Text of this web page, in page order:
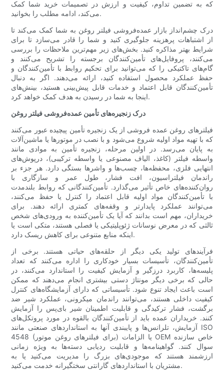
که به تضمین تداوم، کیفیت و ارزش در تصمیمات خرید شما کمک
می‌کند، ادامه مطلب را بخوانید.
درک چشم‌انداز بازار عمده‌فروشی فیلتر روغن به شما کمک می‌کند تا
از اشتباهات پرهزینه جلوگیری کنید و شما را قادر می‌سازد تا برای
شرایط بهتر مذاکره کنید. بخش‌های زیر مهم‌ترین ملاحظات را بررسی
می‌کنند، پروفایل‌های تأمین‌کنندگان برجسته را تشریح می‌کنند و
گام‌های تاکتیکی را که می‌توانید برای تحکیم روابط با تأمین‌کنندگان و
حفظ عملکرد محصول استفاده کنید، ارائه می‌دهند. اگر به دنبال
تأمین‌کنندگان قابل اعتماد و خدمات قابل پیش‌بینی هستید، بینش‌های
اینجا به شما در رسیدن به هدف کمک خواهد کرد.
درک زنجیره‌های تأمین عمده‌فروشی فیلتر روغن
فیلترهای روغن عمده فروشی از یک زنجیره تأمین پیچیده عبور می‌کنند
که با تهیه مواد اولیه شروع می‌شود و با نصب در موتورها یا ماشین‌آلات
به پایان می‌رسد. در اولین مرحله، زنجیره تأمین به موادی مانند
واسطه فیلتر (کاغذ، الیاف مصنوعی یا واسطه ترکیبی)، درپوش‌های
انتهایی فلزی، محفظه‌ها، چسب‌ها و واشرها بستگی دارد. هر جزء بر
راندمان فیلتراسیون، افت فشار، طول عمر و سازگاری با
روان‌کننده‌های خاص تأثیر می‌گذارد. تأمین‌کنندگانی که روابط بلندمدت
با تأمین‌کنندگان مواد اولیه قابل اعتماد را کنترل یا حفظ می‌کنند،
می‌توانند عملکرد پایدارتر و وقفه‌های کمتری ارائه دهند. برای
خریداران، مهم است بدانند که آیا یک تأمین‌کننده به ورودی‌های شخص
ثالثی که در معرض نوسانات ژئوپلیتیکی یا فصلی هستند، متکی است یا
اینکه منابع متنوعی برای کاهش ریسک دارد.
فرآیندهای تولید یکی دیگر از حلقه‌های حیاتی هستند. برخی از
تأمین‌کنندگان، تأسیسات بسیار خودکاری را اداره می‌کنند که تعداد
پلیسه‌ها، کاربرد درزگیر و آزمایش کیفیت را استاندارد می‌کنند، در
حالی که برخی دیگر مونتاژ دستی بیشتری انجام می‌دهند که ممکن
است باعث ایجاد تنوع شود. تأسیساتی که دارای آزمایشگاه‌های کنترل
کیفیت داخلی هستند، می‌توانند راندمان میکرونی، عملکرد شیر ضد
برگشت، فشار ترکیدگی و قابلیت اطمینان شیر بای‌پس را آزمایش
کنند. خریداران عمده باید از تأمین‌کنندگان بالقوه در مورد پروتکل‌های
آزمایش، تلرانس‌ها و پایبندی آنها به استانداردهای صنعتی مانند ISO
4548 (برای فیلترهای روغن موتور) یا الزامات OEM خاص سازنده
سوال کنند. گواهینامه‌ها و قابلیت ردیابی دسته‌ها به ویژه زمانی
ارزشمند هستند که موجودی‌های بزرگ را مدیریت می‌کنید یا به
مشتریان با استانداردهای گارانتی سختگیرانه خدمت می‌کنید.